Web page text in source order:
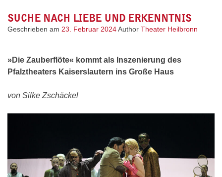
SUCHE NACH LIEBE UND ERKENNTNIS
Geschrieben am 23. Februar 2024Author Theater Heilbronn
»Die Zauberflöte« kommt als Inszenierung des
Pfalztheaters Kaiserslautern ins Große Haus
von Silke Zschäckel